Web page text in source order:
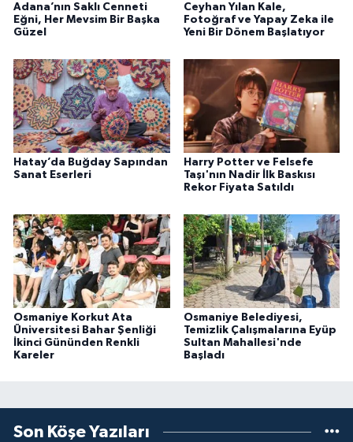
Adana’nın Saklı Cenneti
Eğni, Her Mevsim Bir Başka
Güzel
Ceyhan Yılan Kale,
Fotoğraf ve Yapay Zeka ile
Yeni Bir Dönem Başlatıyor
Hatay’da Buğday Sapından
Sanat Eserleri
Harry Potter ve Felsefe
Taşı'nın Nadir İlk Baskısı
Rekor Fiyata Satıldı
Osmaniye Korkut Ata
Üniversitesi Bahar Şenliği
İkinci Gününden Renkli
Kareler
Osmaniye Belediyesi,
Temizlik Çalışmalarına Eyüp
Sultan Mahallesi'nde
Başladı
Son Köşe Yazıları